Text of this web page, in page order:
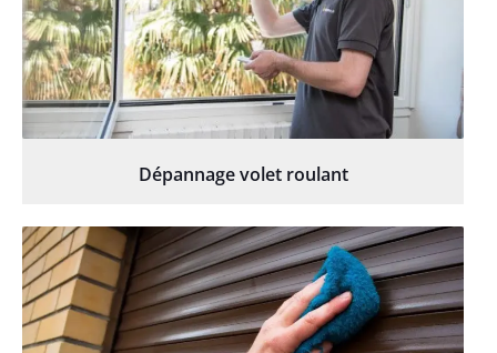
Dépannage volet roulant